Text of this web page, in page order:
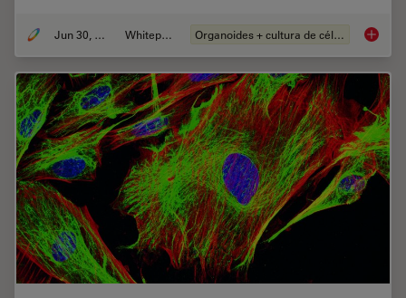
Jun 30, 2026 Whitepaper Organoides + cultura de células 3D